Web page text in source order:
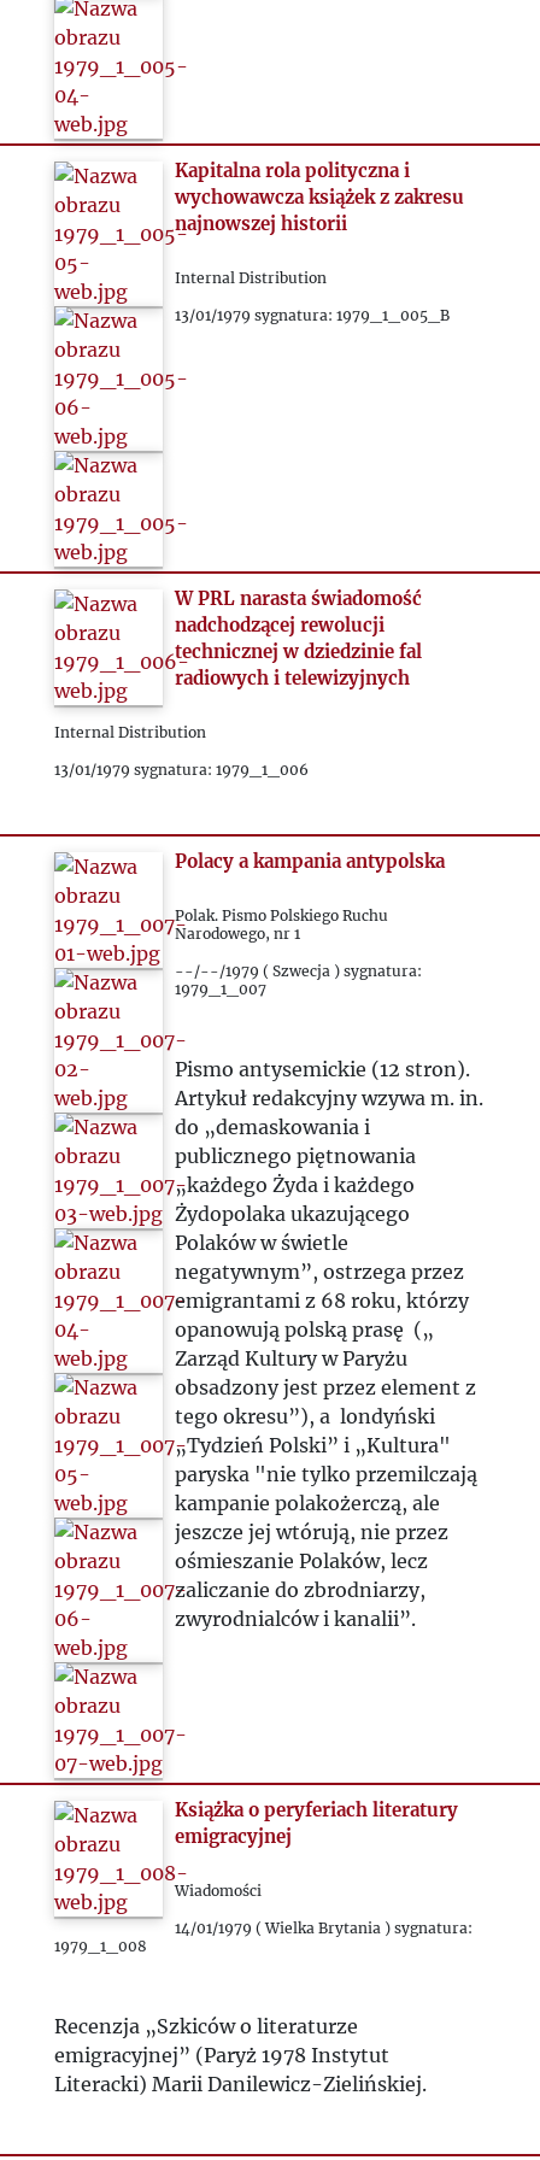
Kapitalna rola polityczna i
wychowawcza książek z zakresu
najnowszej historii
Internal Distribution
13/01/1979 sygnatura: 1979_1_005_B
W PRL narasta świadomość
nadchodzącej rewolucji
technicznej w dziedzinie fal
radiowych i telewizyjnych
Internal Distribution
13/01/1979 sygnatura: 1979_1_006
Polacy a kampania antypolska
Polak. Pismo Polskiego Ruchu
Narodowego, nr 1
--/--/1979 ( Szwecja ) sygnatura:
1979_1_007
Pismo antysemickie (12 stron).
Artykuł redakcyjny wzywa m. in.
do „demaskowania i
publicznego piętnowania
„każdego Żyda i każdego
Żydopolaka ukazującego
Polaków w świetle
negatywnym”, ostrzega przez
emigrantami z 68 roku, którzy
opanowują polską prasę („
Zarząd Kultury w Paryżu
obsadzony jest przez element z
tego okresu”), a londyński
„Tydzień Polski” i „Kultura"
paryska "nie tylko przemilczają
kampanie polakożerczą, ale
jeszcze jej wtórują, nie przez
ośmieszanie Polaków, lecz
zaliczanie do zbrodniarzy,
zwyrodnialców i kanalii”.
Książka o peryferiach literatury
emigracyjnej
Wiadomości
14/01/1979 ( Wielka Brytania ) sygnatura:
1979_1_008
Recenzja „Szkiców o literaturze
emigracyjnej” (Paryż 1978 Instytut
Literacki) Marii Danilewicz-Zielińskiej.